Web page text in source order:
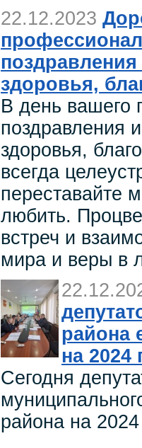
22.12.2023
здоровья,
В день вашего
поздравления
здоровья,
всегда
переставайте
любить.
встреч и
мира и веры в
района
на 2024
Сегодня
района на